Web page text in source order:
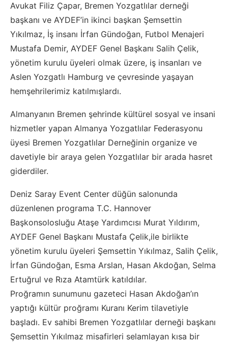
Avukat Filiz Çapar, Bremen Yozgatlılar derneği
başkanı ve AYDEF’in ikinci başkan Şemsettin
Yıkılmaz, İş insanı İrfan Gündoğan, Futbol Menajeri
Mustafa Demir, AYDEF Genel Başkanı Salih Çelik,
yönetim kurulu üyeleri olmak üzere, iş insanları ve
Aslen Yozgatlı Hamburg ve çevresinde yaşayan
hemşehrilerimiz katılmışlardı.
Almanyanın Bremen şehrinde kültürel sosyal ve insani
hizmetler yapan Almanya Yozgatlılar Federasyonu
üyesi Bremen Yozgatlılar Derneğinin organize ve
davetiyle bir araya gelen Yozgatlılar bir arada hasret
giderdiler.
Deniz Saray Event Center düğün salonunda
düzenlenen programa T.C. Hannover
Başkonsolosluğu Ataşe Yardımcısı Murat Yıldırım,
AYDEF Genel Başkanı Mustafa Çelik,ile birlikte
yönetim kurulu üyeleri Şemsettin Yıkılmaz, Salih Çelik,
İrfan Gündoğan, Esma Arslan, Hasan Akdoğan, Selma
Ertuğrul ve Rıza Atamtürk katıldılar.
Proğramın sunumunu gazeteci Hasan Akdoğan’ın
yaptığı kültür proğramı Kuranı Kerim tilavetiyle
başladı. Ev sahibi Bremen Yozgatlılar derneği başkanı
Şemsettin Yıkılmaz misafirleri selamlayan kısa bir